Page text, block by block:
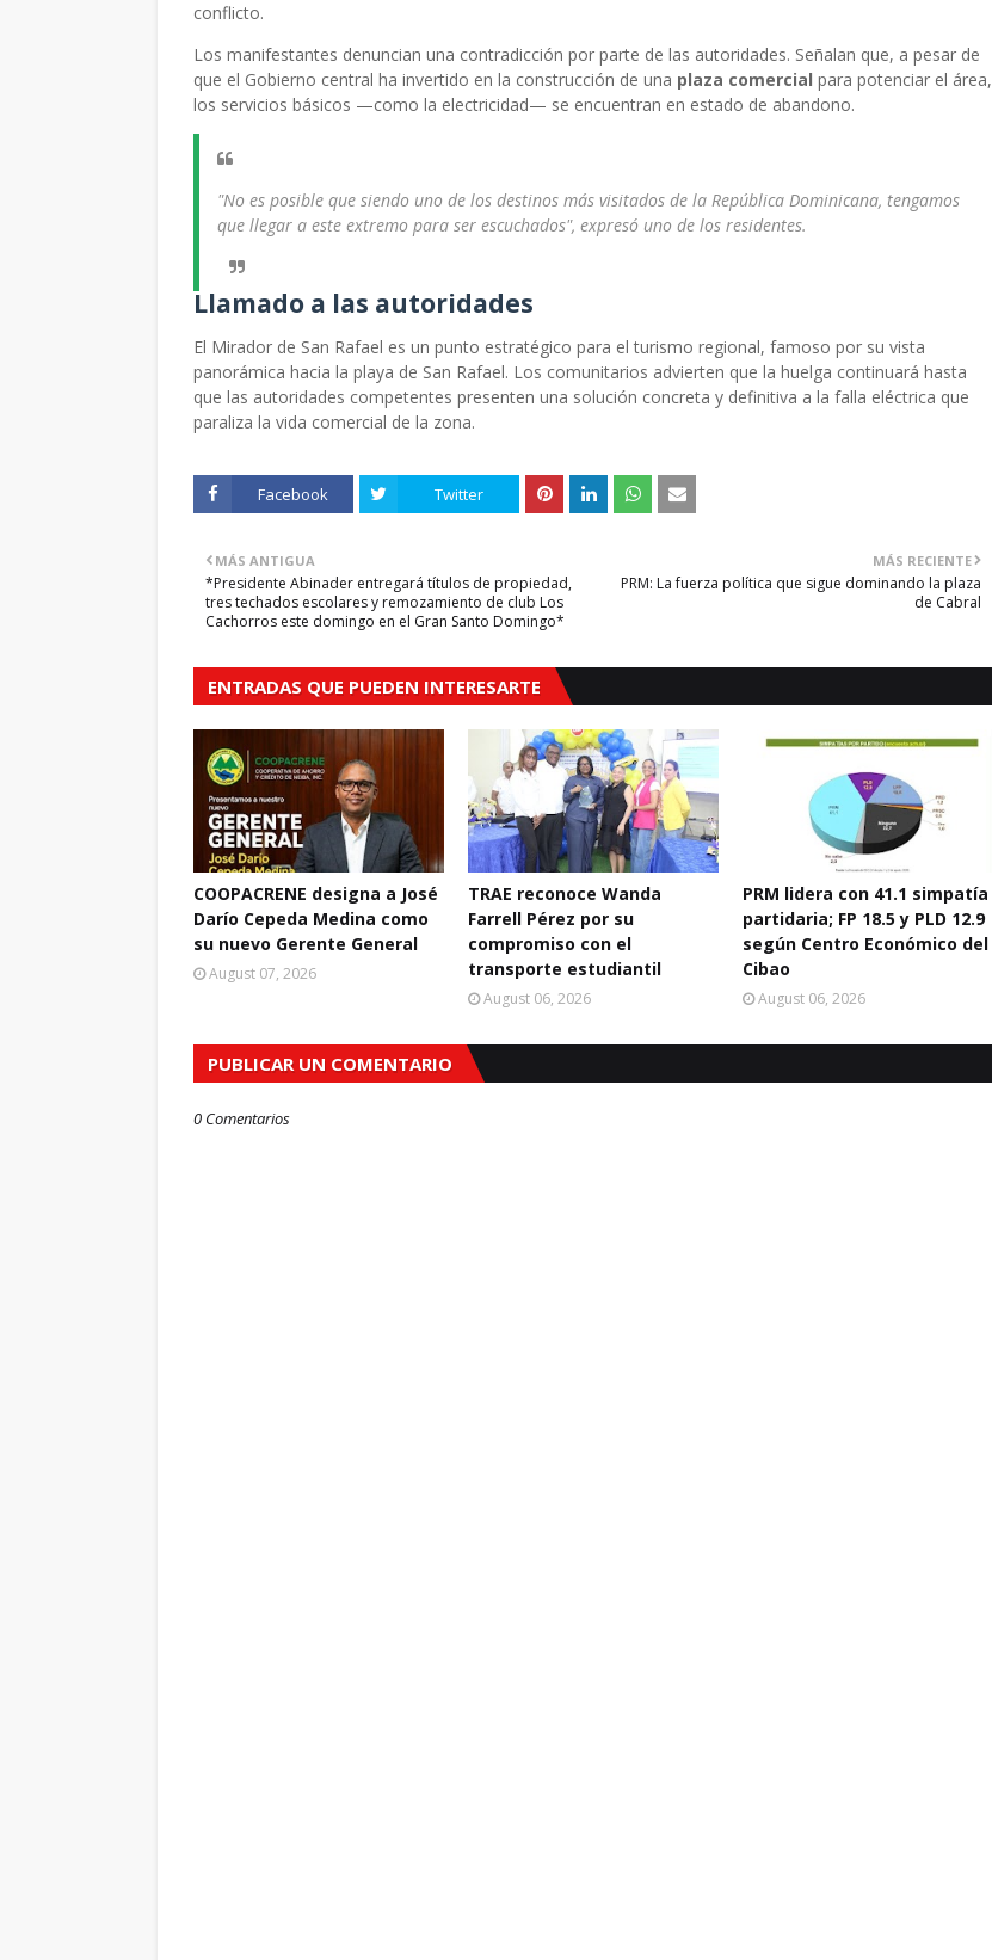
conflicto.
Los manifestantes denuncian una contradicción por parte de las autoridades. Señalan que, a pesar de
que el Gobierno central ha invertido en la construcción de una plaza comercial para potenciar el área,
los servicios básicos —como la electricidad— se encuentran en estado de abandono.
"No es posible que siendo uno de los destinos más visitados de la República Dominicana, tengamos
que llegar a este extremo para ser escuchados", expresó uno de los residentes.
Llamado a las autoridades
El Mirador de San Rafael es un punto estratégico para el turismo regional, famoso por su vista
panorámica hacia la playa de San Rafael. Los comunitarios advierten que la huelga continuará hasta
que las autoridades competentes presenten una solución concreta y definitiva a la falla eléctrica que
paraliza la vida comercial de la zona.
Facebook Twitter
MÁS RECIENTE
PRM: La fuerza política que sigue dominando la plaza
de Cabral
MÁS ANTIGUA
*Presidente Abinader entregará títulos de propiedad,
tres techados escolares y remozamiento de club Los
Cachorros este domingo en el Gran Santo Domingo*
ENTRADAS QUE PUEDEN INTERESARTE
COOPACRENE designa a José
Darío Cepeda Medina como
su nuevo Gerente General
August 07, 2026
TRAE reconoce Wanda
Farrell Pérez por su
compromiso con el
transporte estudiantil
August 06, 2026
PRM lidera con 41.1 simpatía
partidaria; FP 18.5 y PLD 12.9
según Centro Económico del
Cibao
August 06, 2026
PUBLICAR UN COMENTARIO
0 Comentarios